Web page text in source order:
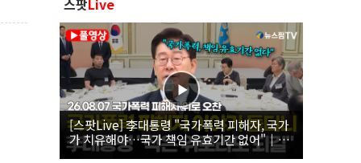
스팟Live
[스팟Live] 李대통령 "국가폭력 피해자, 국가
가 치유해야…국가 책임 유효기간 없어"｜
26.08.07 국가폭력 피해자 위로 오찬